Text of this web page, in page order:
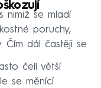
nimiž se mladí
poruchy,
Čím dál častěji se
čelí větší
se měnící